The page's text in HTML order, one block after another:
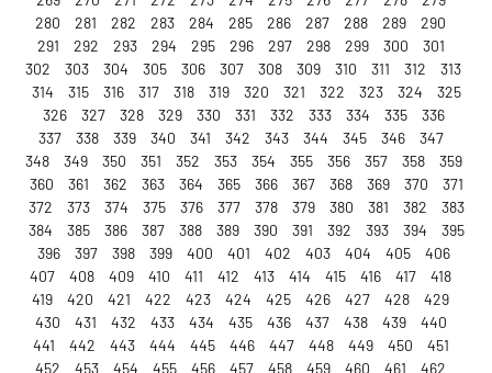
280
281 282 283 284 285 286 287 288 289
290
291
292 293 294 295 296 297 298 299 300
301
302
303 304 305 306 307 308 309 310 311 312
313
314
315 316 317 318 319 320 321 322 323 324
325
326
327 328 329 330 331 332 333 334 335
336
337
338 339 340 341 342 343 344 345 346
347
348
349 350 351 352 353 354 355 356 357 358
359
360
361 362 363 364 365 366 367 368 369 370
371
372
373 374 375 376 377 378 379 380 381 382
383
384
385 386 387 388 389 390 391 392 393 394
395
396
397 398 399 400 401 402 403 404 405
406
407
408 409 410 411 412 413 414 415 416 417
418
419
420 421 422 423 424 425 426 427 428
429
430
431 432 433 434 435 436 437 438 439
440
441
442 443 444 445 446 447 448 449 450
451
452
453 454 455 456 457 458 459 460 461
462